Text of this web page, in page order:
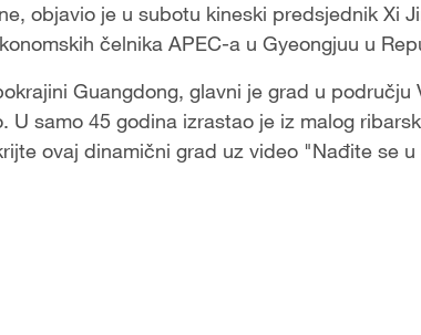
objavio je u subotu kineski predsjednik Xi
čelnika APEC-a u Gyeongjuu u
Guangdong, glavni je grad u području
samo 45 godina izrastao je iz malog
ovaj dinamični grad uz video "Nađite se u